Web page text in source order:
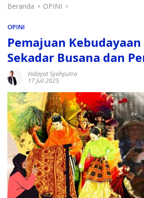
Beranda OPINI
OPINI
Pemajuan
Sekadar Busana dan
Hidayat Syahputra
17 Juli 2025